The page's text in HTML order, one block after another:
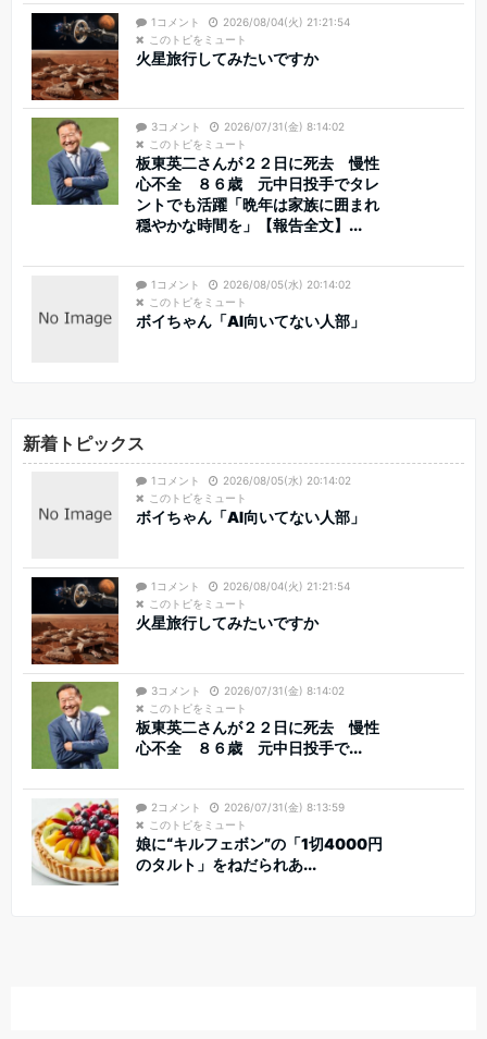
1コメント
2026/08/04(火) 21:21:54
このトピをミュート
火星旅行してみたいですか
3コメント
2026/07/31(金) 8:14:02
このトピをミュート
板東英二さんが２２日に死去 慢性
心不全 ８６歳 元中日投手でタレ
ントでも活躍「晩年は家族に囲まれ
穏やかな時間を」【報告全文】...
1コメント
2026/08/05(水) 20:14:02
このトピをミュート
ボイちゃん「AI向いてない人部」
新着トピックス
1コメント
2026/08/05(水) 20:14:02
このトピをミュート
ボイちゃん「AI向いてない人部」
1コメント
2026/08/04(火) 21:21:54
このトピをミュート
火星旅行してみたいですか
3コメント
2026/07/31(金) 8:14:02
このトピをミュート
板東英二さんが２２日に死去 慢性
心不全 ８６歳 元中日投手で...
2コメント
2026/07/31(金) 8:13:59
このトピをミュート
娘に“キルフェボン”の「1切4000円
のタルト」をねだられあ...